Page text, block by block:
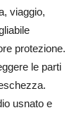
viaggio,
protezione.
le parti
usnato e